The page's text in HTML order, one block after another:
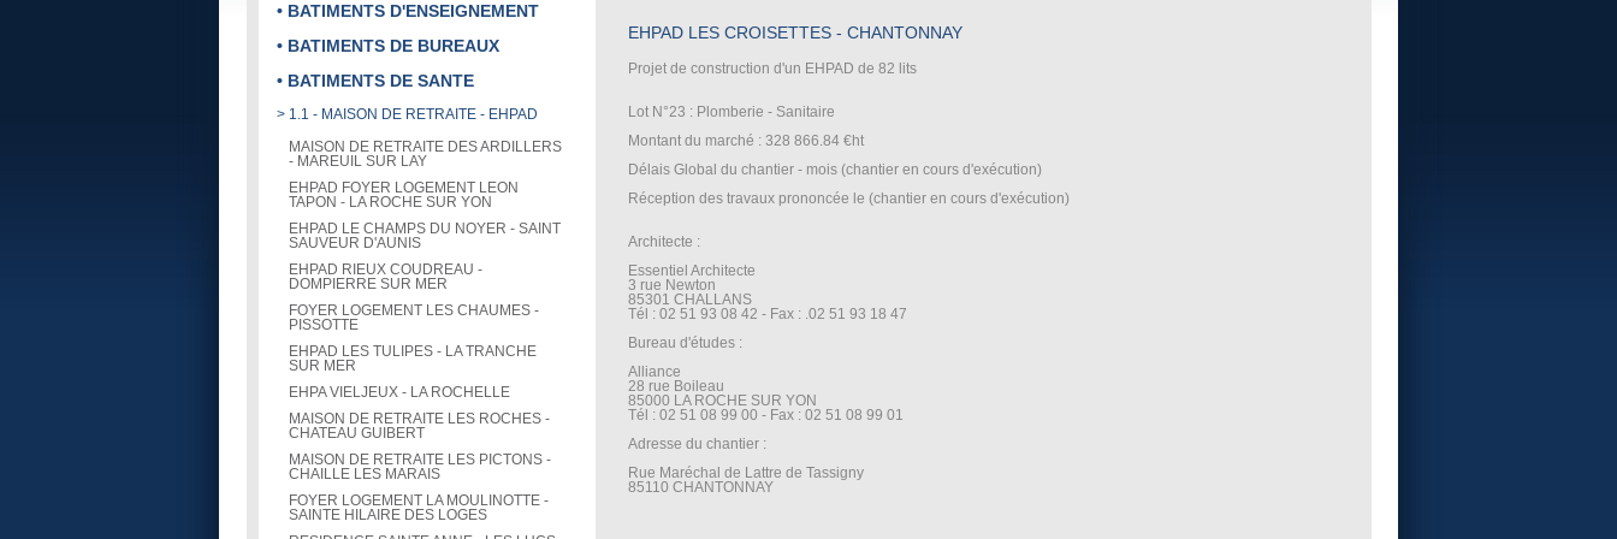
• BATIMENTS D'ENSEIGNEMENT
• BATIMENTS DE BUREAUX
• BATIMENTS DE SANTE
> 1.1 - MAISON DE RETRAITE - EHPAD
MAISON DE RETRAITE DES ARDILLERS
- MAREUIL SUR LAY
EHPAD FOYER LOGEMENT LEON
TAPON - LA ROCHE SUR YON
EHPAD LE CHAMPS DU NOYER - SAINT
SAUVEUR D'AUNIS
EHPAD RIEUX COUDREAU -
DOMPIERRE SUR MER
FOYER LOGEMENT LES CHAUMES -
PISSOTTE
EHPAD LES TULIPES - LA TRANCHE
SUR MER
EHPA VIELJEUX - LA ROCHELLE
MAISON DE RETRAITE LES ROCHES -
CHATEAU GUIBERT
MAISON DE RETRAITE LES PICTONS -
CHAILLE LES MARAIS
FOYER LOGEMENT LA MOULINOTTE -
SAINTE HILAIRE DES LOGES
EHPAD LES CROISETTES - CHANTONNAY
Projet de construction d'un EHPAD de 82 lits
Lot N°23 : Plomberie - Sanitaire
Montant du marché : 328 866.84 €ht
Délais Global du chantier - mois (chantier en cours d'exécution)
Réception des travaux prononcée le (chantier en cours d'exécution)
Architecte :
Essentiel Architecte
3 rue Newton
85301 CHALLANS
Tél : 02 51 93 08 42 - Fax : .02 51 93 18 47
Bureau d'études :
Alliance
28 rue Boileau
85000 LA ROCHE SUR YON
Tél : 02 51 08 99 00 - Fax : 02 51 08 99 01
Adresse du chantier :
Rue Maréchal de Lattre de Tassigny
85110 CHANTONNAY